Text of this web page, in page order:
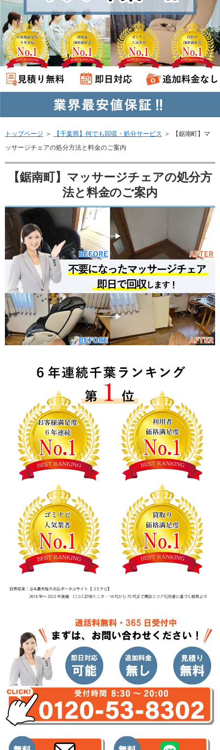
トップページ ＞ 【千葉県】何でも回収・処分サービス ＞
【鋸南町】マ
ッサージチェアの処分方法と料金のご案内
【鋸南町】マッサージチェアの処分方
法と料金のご案内